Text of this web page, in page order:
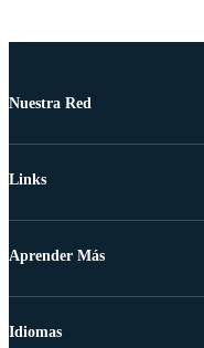
Nuestra Red
Links
Aprender Más
Idiomas